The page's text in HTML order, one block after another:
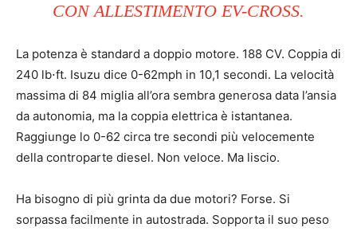
CON ALLESTIMENTO EV-CROSS.
La potenza è standard a doppio motore. 188 CV. Coppia di
240 lb⋅ft. Isuzu dice 0-62mph in 10,1 secondi. La velocità
massima di 84 miglia all’ora sembra generosa data l’ansia
da autonomia, ma la coppia elettrica è istantanea.
Raggiunge lo 0-62 circa tre secondi più velocemente
della controparte diesel. Non veloce. Ma liscio.
Ha bisogno di più grinta da due motori? Forse. Si
sorpassa facilmente in autostrada. Sopporta il suo peso